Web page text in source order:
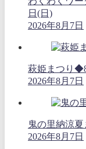
日(日)
2026年8月7日
萩姫まつり
2026年8月7日
鬼の里納涼
2026年8月7日